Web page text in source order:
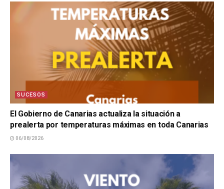
SUCESOS
El Gobierno de Canarias actualiza la situación a
prealerta por temperaturas máximas en toda Canarias
06/08/2026